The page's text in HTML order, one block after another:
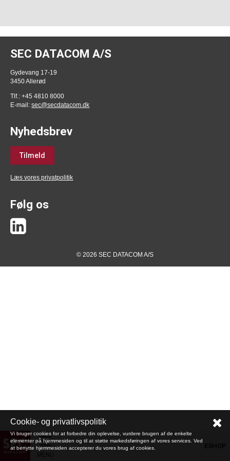
SEC DATACOM A/S
Gydevang 17-19
3450 Allerød
Tlf.: +45 4810 8000
E-mail:sec@secdatacom.dk
Nyhedsbrev
Tilmeld
Læs vores privatpolitik
Følg os
© 2026 SEC DATACOM A/S
Cookie- og privatlivspolitik
Vi bruger cookies for at forbedre din oplevelse, vurdere brugen af de enkelte
elementer på hjemmesiden og til at støtte markedsføringen af vores services. Ved
at benytte hjemmesiden accepterer du vores brug af cookies.